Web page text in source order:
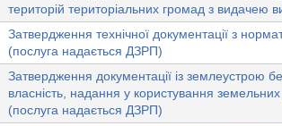
територій територіальних громад з видачею
Затвердження технічної документації з
(послуга надається ДЗРП)
Затвердження документації із землеустрою
власність, надання у користування
(послуга надається ДЗРП)